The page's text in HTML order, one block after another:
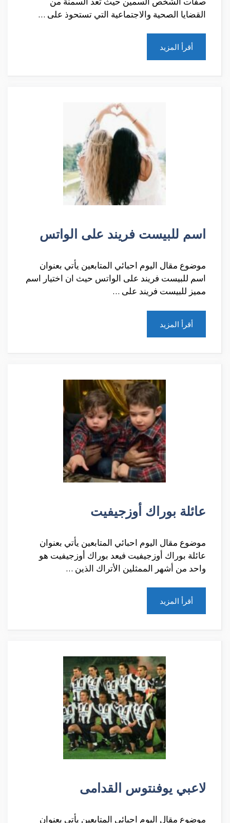
القضايا الصحية والاجتماعية التي تستحوذ على …
أقرأ المزيد
اسم للبيست فريند على الواتس
موضوع مقال اليوم احبائي المتابعين يأتي بعنوان
اسم للبيست فريند على الواتس حيث ان اختيار اسم
مميز للبيست فريند على …
أقرأ المزيد
عائلة بوراك أوزجيفيت
موضوع مقال اليوم احبائي المتابعين يأتي بعنوان
عائلة بوراك أوزجيفيت فيعد بوراك أوزجيفيت هو
واحد من أشهر الممثلين الأتراك الذين …
أقرأ المزيد
لاعبي يوفنتوس القدامى
موضوع مقال اليوم احبائي المتابعين يأتي بعنوان